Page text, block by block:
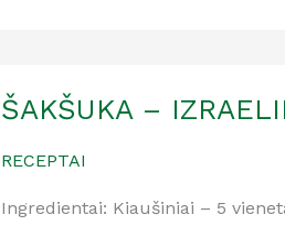
ŠAKŠUKA –
RECEPTAI
Ingredientai: Kiaušiniai – 5